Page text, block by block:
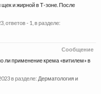
и жирной в Т-зоне. После
, ответов - 1, в разделе:
Сообщение
ли применение крема «витилем» в
в разделе: Дерматология и